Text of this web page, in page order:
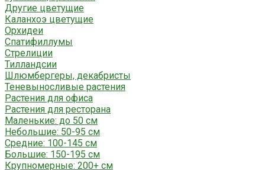
Другие цветущие
Каланхоэ цветущие
Орхидеи
Спатифиллумы
Стрелиции
Тилландсии
Шлюмбергеры, декабристы
Теневыносливые растения
Растения для офиса
Растения для ресторана
Маленькие: до 50 см
Небольшие: 50-95 см
Средние: 100-145 см
Большие: 150-195 см
Крупномерные: 200+ см